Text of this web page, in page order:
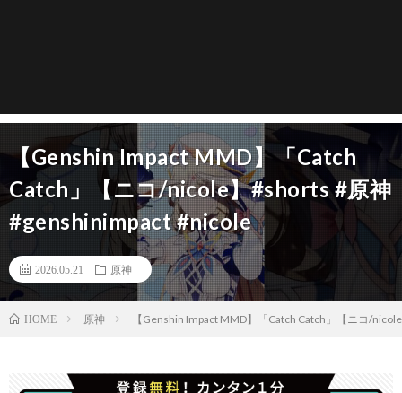
【Genshin Impact MMD】「Catch
Catch」【ニコ/nicole】#shorts #原神
#genshinimpact #nicole
2026.05.21 原神
HOME 原神 【Genshin Impact MMD】「Catch Catch」【ニコ/